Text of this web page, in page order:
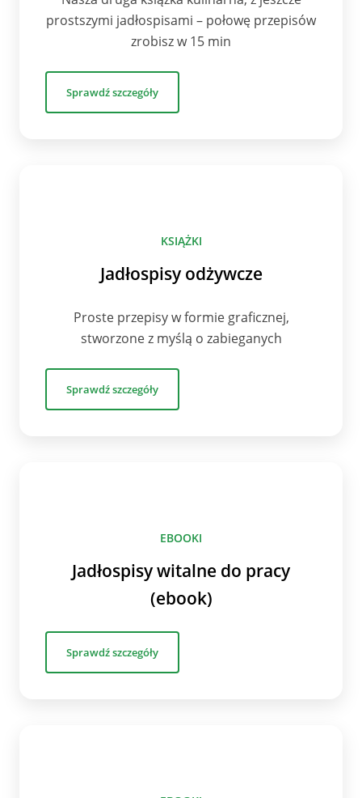
prostszymi jadłospisami – połowę przepisów
zrobisz w 15 min
Sprawdź szczegóły
KSIĄŻKI
Jadłospisy odżywcze
Proste przepisy w formie graficznej,
stworzone z myślą o zabieganych
Sprawdź szczegóły
EBOOKI
Jadłospisy witalne do pracy
(ebook)
Sprawdź szczegóły